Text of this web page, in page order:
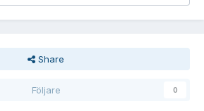
Share
Följare 0